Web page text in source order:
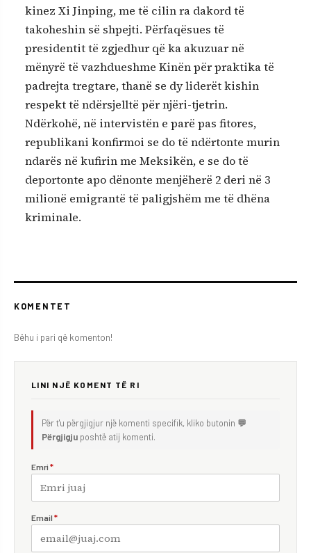
kinez Xi Jinping, me të cilin ra dakord të
takoheshin së shpejti. Përfaqësues të
presidentit të zgjedhur që ka akuzuar në
mënyrë të vazhdueshme Kinën për praktika të
padrejta tregtare, thanë se dy liderët kishin
respekt të ndërsjelltë për njëri-tjetrin.
Ndërkohë, në intervistën e parë pas fitores,
republikani konfirmoi se do të ndërtonte murin
ndarës në kufirin me Meksikën, e se do të
deportonte apo dënonte menjëherë 2 deri në 3
milionë emigrantë të paligjshëm me të dhëna
kriminale.
KOMENTET
Bëhu i pari që komenton!
LINI NJË KOMENT TË RI
Për t'u përgjigjur një komenti specifik, kliko butonin 💬
Përgjigju poshtë atij komenti.
Emri *
Email *